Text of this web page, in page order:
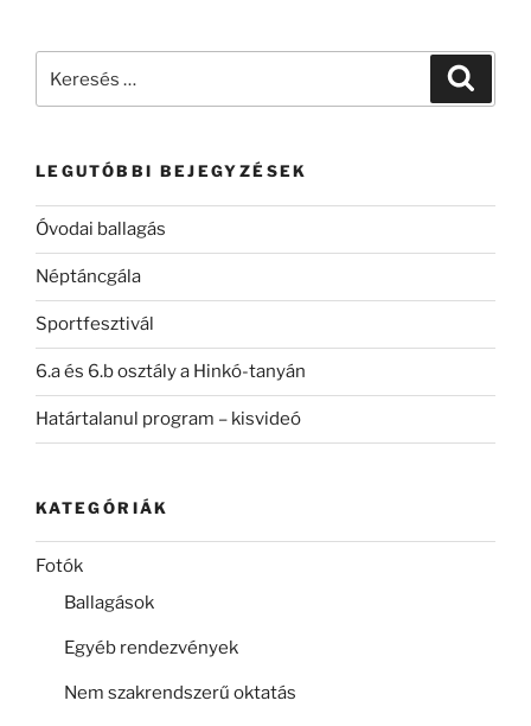
LEGUTÓBBI BEJEGYZÉSEK
Óvodai ballagás
Néptáncgála
Sportfesztivál
6.a és 6.b osztály a Hinkó-tanyán
Határtalanul program – kisvideó
KATEGÓRIÁK
Fotók
Ballagások
Egyéb rendezvények
Nem szakrendszerű oktatás